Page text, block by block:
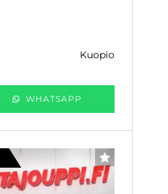
kuopio
WHATSAPP
SUOSIKKI